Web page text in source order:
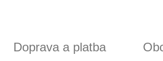
Doprava a platba